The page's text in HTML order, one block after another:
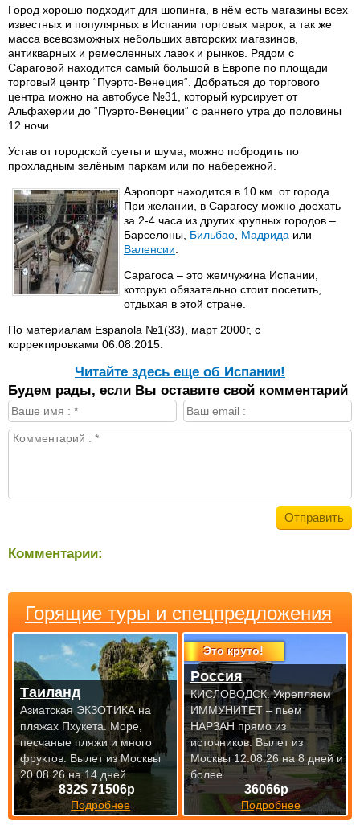
Город хорошо подходит для шопинга, в нём есть магазины всех
известных и популярных в Испании торговых марок, а так же
масса всевозможных небольших авторских магазинов,
антикварных и ремесленных лавок и рынков. Рядом с
Сараговой находится самый большой в Европе по площади
торговый центр “Пуэрто-Венеция“. Добраться до торгового
центра можно на автобусе №31, который курсирует от
Альфахерии до “Пуэрто-Венеции“ с раннего утра до половины
12 ночи.
Устав от городской суеты и шума, можно побродить по
прохладным зелёным паркам или по набережной.
Аэропорт находится в 10 км. от города.
При желании, в Сарагосу можно доехать
за 2-4 часа из других крупных городов –
Барселоны, Бильбао Мадрида или
Валенсии
Сарагоса – это жемчужина Испании,
которую обязательно стоит посетить,
отдыхая в этой стране.
По материалам Espanola №1(33), март 2000г, с
корректировками 06.08.2015.
Читайте здесь еще об Испании!
Будем рады, если Вы оставите свой комментарий
Комментарии:
Горящие туры и спецпредложения
832$ 71506р
Подробнее
Таиланд
Азиатская ЭКЗОТИКА на
пляжах Пхукета. Море,
песчаные пляжи и много
фруктов. Вылет из Москвы
20.08.26 на 14 дней
Это круто!
36066р
Подробнее
Россия
КИСЛОВОДСК. Укрепляем
ИММУНИТЕТ – пьем
НАРЗАН прямо из
источников.Вылет из
Москвы 12.08.26 на 8 дней и
более